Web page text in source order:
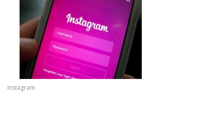
Instagram